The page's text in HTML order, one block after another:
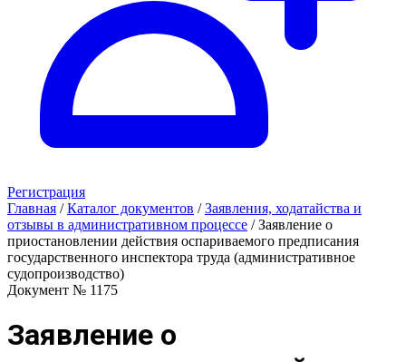
Регистрация
Главная / Каталог документов / Заявления, ходатайства и
отзывы в административном процессе / Заявление о
приостановлении действия оспариваемого предписания
государственного инспектора труда (административное
судопроизводство)
Документ № 1175
Заявление о